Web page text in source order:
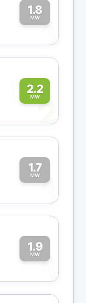
1.8
MW1
2.2
MW2
1.7
MW1
1.9
MW1